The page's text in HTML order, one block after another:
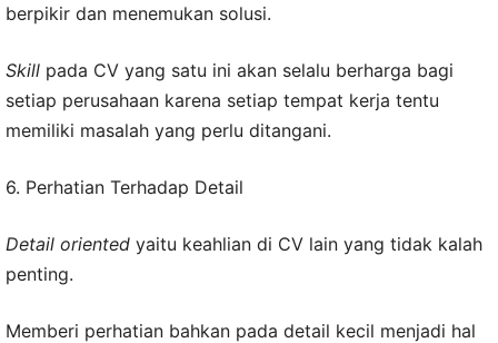
berpikir dan menemukan solusi.
Skill pada CV yang satu ini akan selalu berharga bagi
setiap perusahaan karena setiap tempat kerja tentu
memiliki masalah yang perlu ditangani.
6. Perhatian Terhadap Detail
Detail oriented yaitu keahlian di CV lain yang tidak kalah
penting.
Memberi perhatian bahkan pada detail kecil menjadi hal